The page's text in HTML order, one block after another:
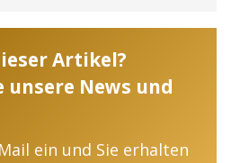
Artikel?
unsere News und
ein und Sie erhalten